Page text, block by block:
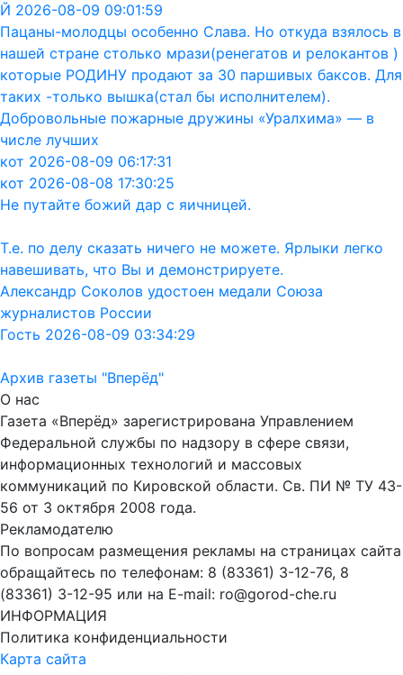
Й 2026-08-09 09:01:59
Пацаны-молодцы особенно Слава. Но откуда взялось в
нашей стране столько мрази(ренегатов и релокантов )
которые РОДИНУ продают за 30 паршивых баксов. Для
таких -только вышка(стал бы исполнителем).
Добровольные пожарные дружины «Уралхима» — в
числе лучших
кот 2026-08-09 06:17:31
кот 2026-08-08 17:30:25
Не путайте божий дар с яичницей.
Т.е. по делу сказать ничего не можете. Ярлыки легко
навешивать, что Вы и демонстрируете.
Александр Соколов удостоен медали Союза
журналистов России
Гость 2026-08-09 03:34:29
Архив газеты "Вперёд"
О нас
Газета «Вперёд» зарегистрирована Управлением
Федеральной службы по надзору в сфере связи,
информационных технологий и массовых
коммуникаций по Кировской области. Св. ПИ № ТУ 43-
56 от 3 октября 2008 года.
Рекламодателю
По вопросам размещения рекламы на страницах сайта
обращайтесь по телефонам: 8 (83361) 3-12-76, 8
(83361) 3-12-95 или на E-mail: ro@gorod-che.ru
ИНФОРМАЦИЯ
Политика конфиденциальности
Карта сайта